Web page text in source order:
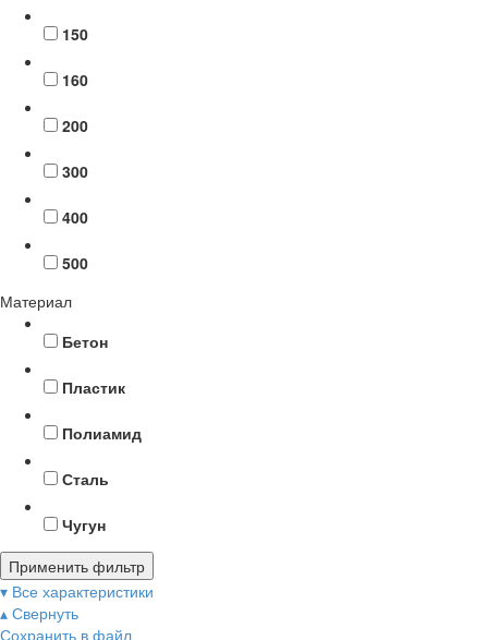
150
160
200
300
400
500
Материал
Бетон
Пластик
Полиамид
Сталь
Чугун
Применить фильтр
▾ Все характеристики
▴ Свернуть
Сохранить в файл